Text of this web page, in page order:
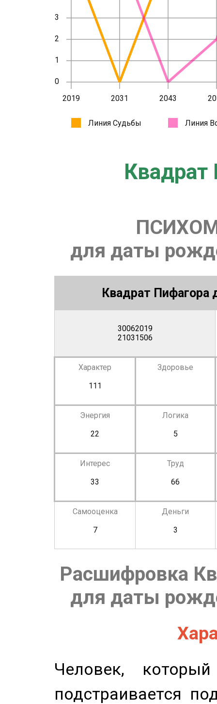
Квадрат
для даты
Квадрат Пифагора
30062019
21031506
Характер
111
Здоровье
Энергия
22
Логика
5
Интерес
33
Труд
66
Самооценка
7
Деньги
3
Расшифровка
для даты
Человек,
подстраивается